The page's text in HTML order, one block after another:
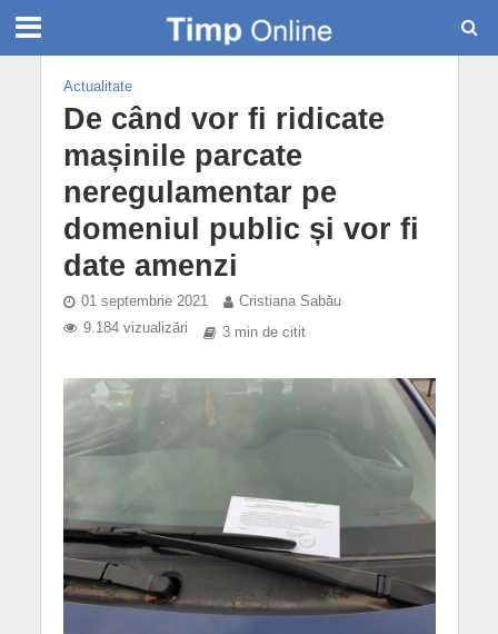
Actualitate
De când vor fi ridicate
mașinile parcate
neregulamentar pe
domeniul public și vor fi
date amenzi
01 septembrie 2021
Cristiana Sabău
9.184 vizualizări
3 min de citit